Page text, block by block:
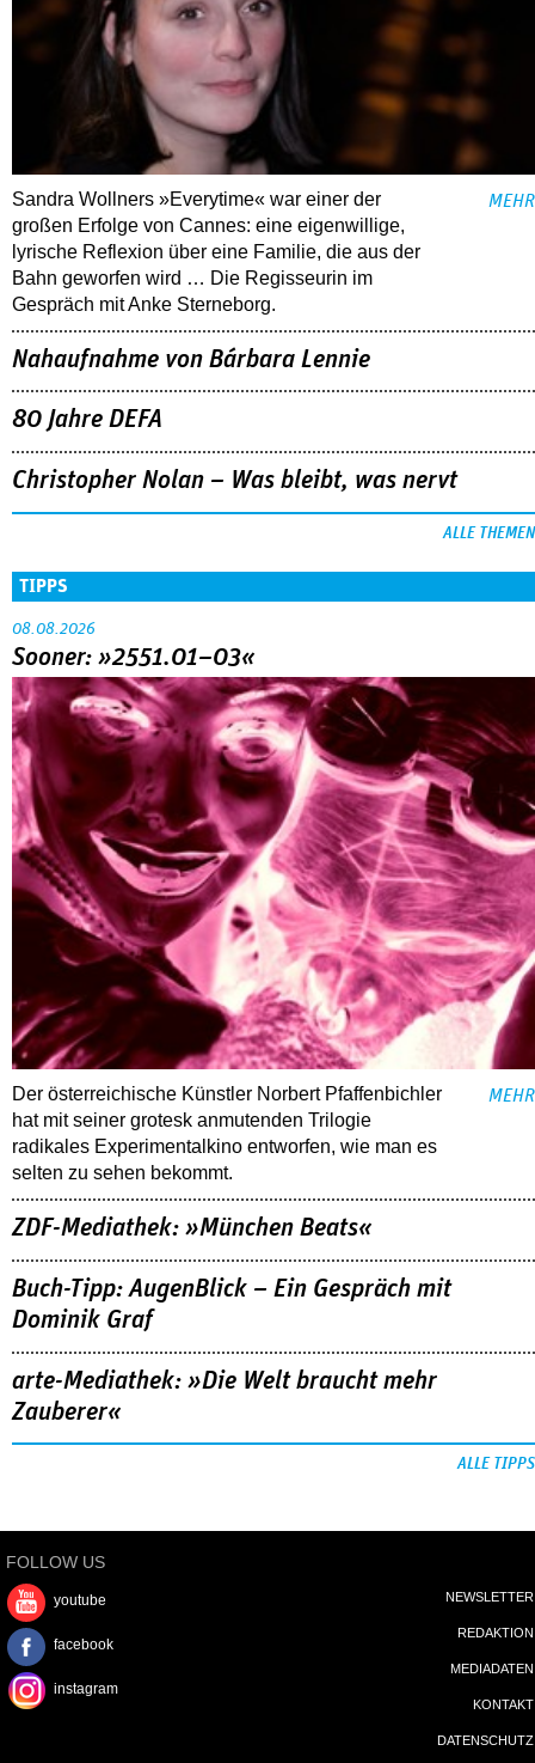
Sandra Wollners »Everytime« war einer der
großen Erfolge von Cannes: eine eigenwillige,
lyrische Reflexion über eine ­Familie, die aus der
Bahn geworfen wird … Die Regisseurin im
Gespräch mit Anke Sterneborg.
MEHR
Nahaufnahme von Bárbara Lennie
80 Jahre DEFA
Christopher Nolan – Was bleibt, was nervt
ALLE THEMEN
TIPPS
08.08.2026
Sooner: »2551.01–03«
Der österreichische Künstler Norbert Pfaffenbichler
hat mit seiner grotesk anmutenden Trilogie
radikales Experimentalkino entworfen, wie man es
selten zu sehen bekommt.
MEHR
ZDF-Mediathek: »München Beats«
Buch-Tipp: AugenBlick – Ein Gespräch mit
Dominik Graf
arte-Mediathek: »Die Welt braucht mehr
Zauberer«
ALLE TIPPS
FOLLOW US
youtube
facebook
instagram
NEWSLETTER
REDAKTION
MEDIADATEN
KONTAKT
DATENSCHUTZ